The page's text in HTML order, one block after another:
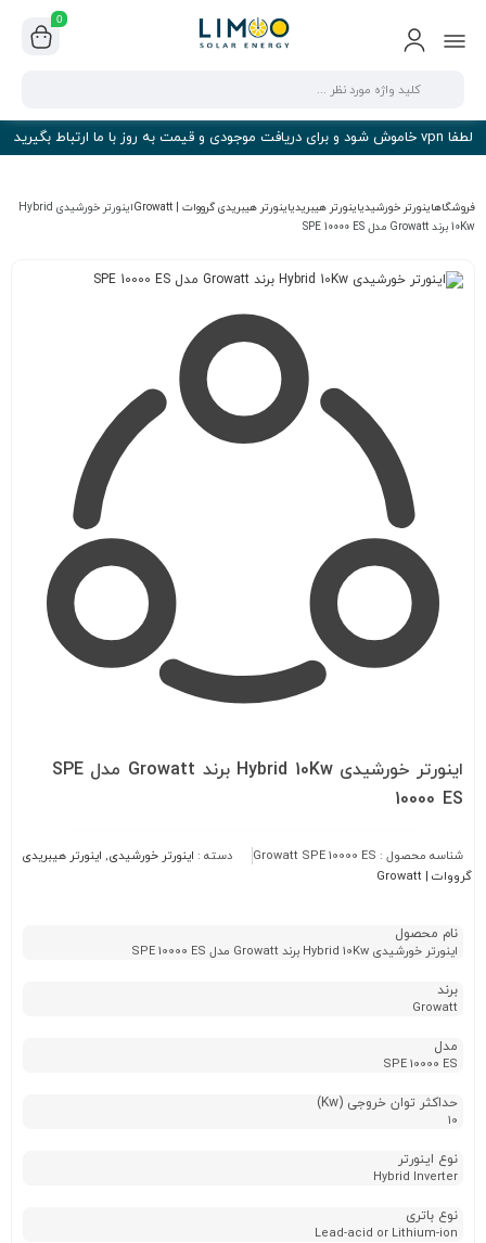
0
لطفا vpn خاموش شود و برای دریافت موجودی و قیمت به روز با ما ارتباط بگیرید
فروشگاهاینورتر خورشیدیاینورتر هیبریدیاینورتر هیبریدی گرووات | Growatt
اینورتر خورشیدی Hybrid
10Kw برند Growatt مدل SPE 10000 ES
اینورتر خورشیدی Hybrid 10Kw برند Growatt مدل SPE
10000 ES
شناسه محصول : Growatt SPE 10000 ES دسته : اینورتر خورشیدی, اینورتر هیبریدی
گرووات | Growatt
نام محصول
اینورتر خورشیدی Hybrid 10Kw برند Growatt مدل SPE 10000 ES
برند
Growatt
مدل
SPE 10000 ES
حداکثر توان خروجی (Kw)
10
نوع اینورتر
Hybrid Inverter
نوع باتری
Lead-acid or Lithium-ion